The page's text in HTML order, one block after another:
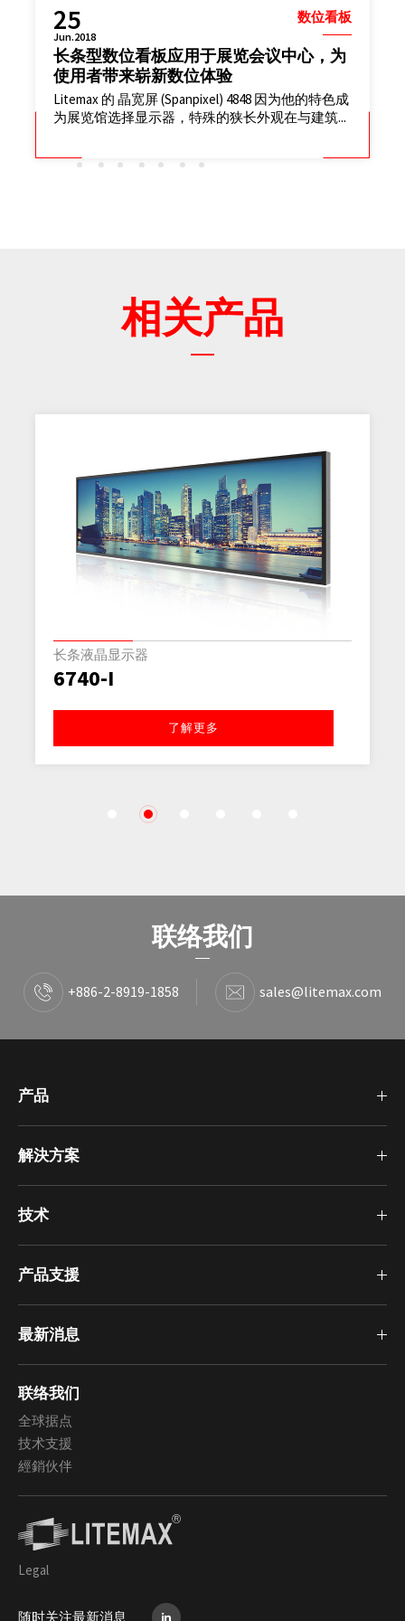
25
Jun.2018
数位看板
长条型数位看板应用于展览会议中心，为
使用者带来崭新数位体验
Litemax 的 晶宽屏 (Spanpixel) 4848 因为他的特色成
为展览馆选择显示器，特殊的狭长外观在与建筑...
相关产品
长条液晶显示器
6740-I
了解更多
2
联络我们
+886-2-8919-1858 sales@litemax.com
产品
解決方案
技术
产品支援
最新消息
联络我们
全球据点
技术支援
經銷伙伴
Legal
随时关注最新消息